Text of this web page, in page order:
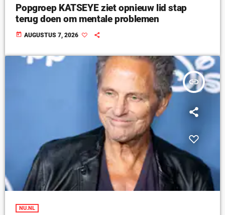
Popgroep KATSEYE ziet opnieuw lid stap
terug doen om mentale problemen
today AUGUSTUS 7, 2026
insert_link
NU.NL